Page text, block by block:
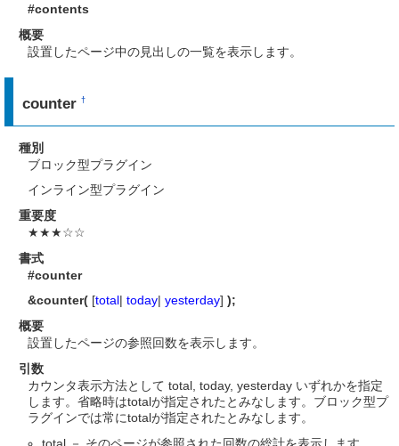
#contents
概要
設置したページ中の見出しの一覧を表示します。
counter†
種別
ブロック型プラグイン
インライン型プラグイン
重要度
★★★☆☆
書式
#counter
&counter( [total| today| yesterday] );
概要
設置したページの参照回数を表示します。
引数
カウンタ表示方法として total, today, yesterday いずれかを指定
します。省略時はtotalが指定されたとみなします。ブロック型プ
ラグインでは常にtotalが指定されたとみなします。